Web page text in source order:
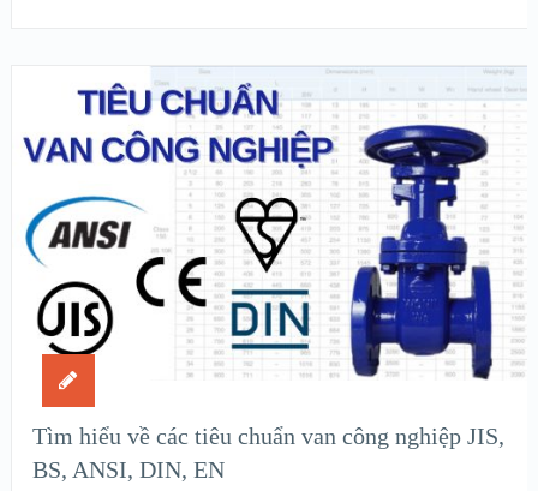
Tìm hiểu về các tiêu chuẩn van công nghiệp JIS,
BS, ANSI, DIN, EN